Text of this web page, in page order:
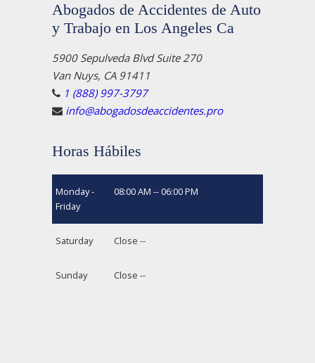
Abogados de Accidentes de Auto
y Trabajo en Los Angeles Ca
5900 Sepulveda Blvd Suite 270
Van Nuys, CA 91411
1 (888) 997-3797
info@abogadosdeaccidentes.pro
Horas Hábiles
Monday -
Friday
08:00 AM -- 06:00 PM
Saturday Close --
Sunday Close --